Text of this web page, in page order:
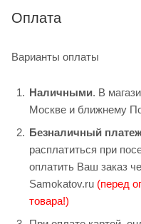
Оплата
Варианты оплаты
Наличными. В
Москве и ближнему
Безналичный
расплатиться при
оплатить Ваш заказ
Samokatov.ru (перед
товара!)